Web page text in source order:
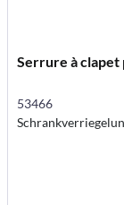
Serrure à clapet
53466